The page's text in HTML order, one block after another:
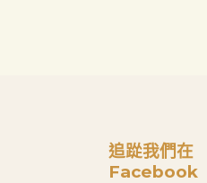
追踨我們在
Facebook